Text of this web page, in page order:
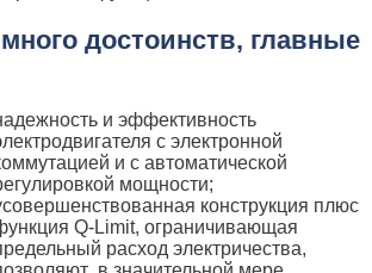
достоинств, главные
и эффективность
с электронной
и с автоматической
мощности;
конструкция плюс
Q-Limit, ограничивающая
расход электричества,